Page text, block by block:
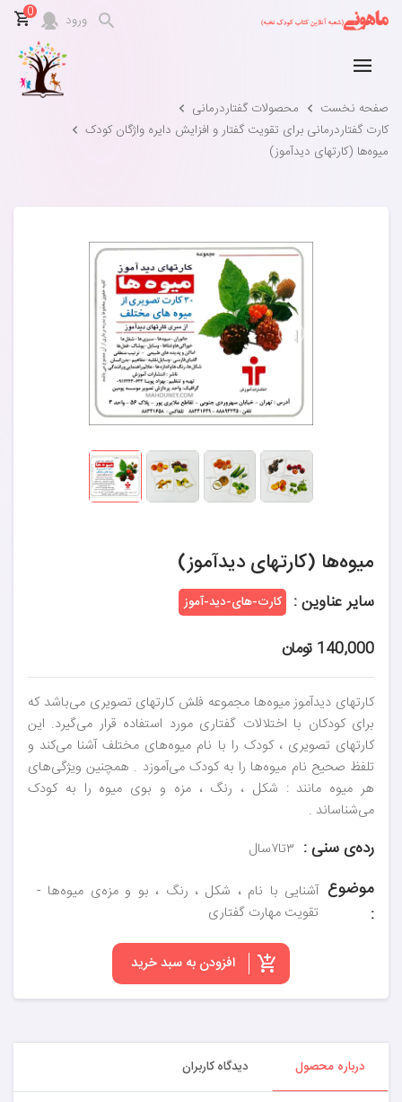
ورود 0
صفحه نخست
محصولات گفتاردرمانی
کارت گفتاردرمانی برای تقویت گفتار و افزایش دایره واژگان کودک
میوه‌ها (کارتهای دیدآموز)
میوه‌ها (کارتهای دیدآموز)
سایر عناوین : کارت-های-دید-آموز
140,000 تومان
کارتهای دیدآموز میوه‌ها مجموعه فلش کارتهای تصویری می‌باشد که
برای کودکان با اختلالات گفتاری مورد استفاده قرار می‌گیرد. این
کارتهای تصویری ، کودک را با نام میوه‌های مختلف آشنا می‌کند و
تلفظ صحیح نام میوه‌ها را به کودک می‌آموزد . همچنین ویژگی‌های
هر میوه مانند : شکل ، رنگ ، مزه و بوی میوه را به کودک
می‌شناساند .
رده‌ی سنی : ۳تا۷سال
موضوع
:
آشنایی با نام ، شکل ، رنگ ، بو و مزه‌ی میوه‌ها -
تقویت مهارت گفتاری
افزودن به سبد خرید
درباره محصول دیدگاه کاربران